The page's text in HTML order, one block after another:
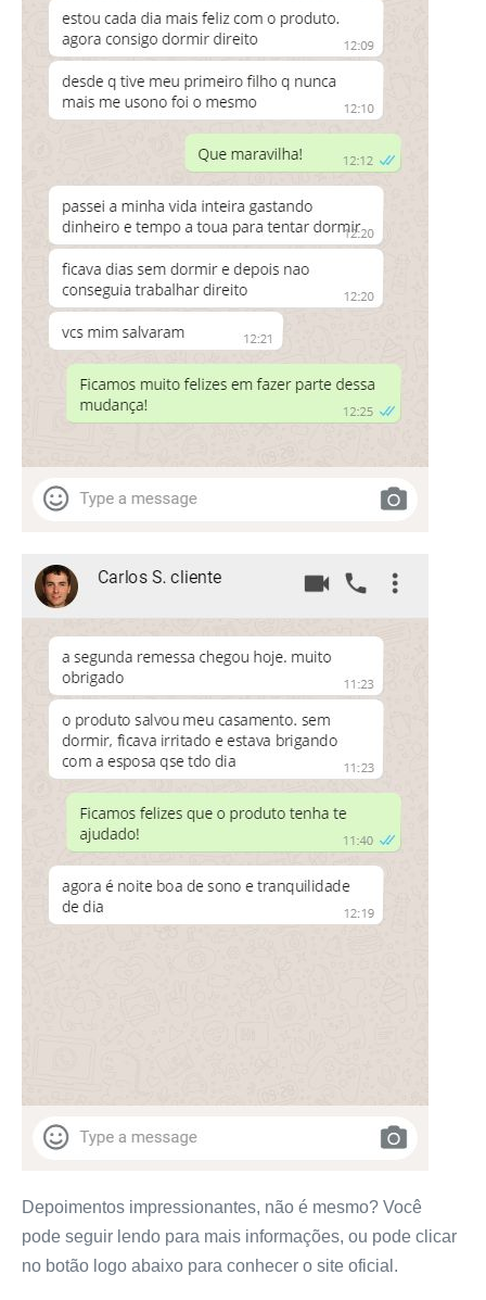
Depoimentos impressionantes, não é mesmo? Você
pode seguir lendo para mais informações, ou pode clicar
no botão logo abaixo para conhecer o site oficial.